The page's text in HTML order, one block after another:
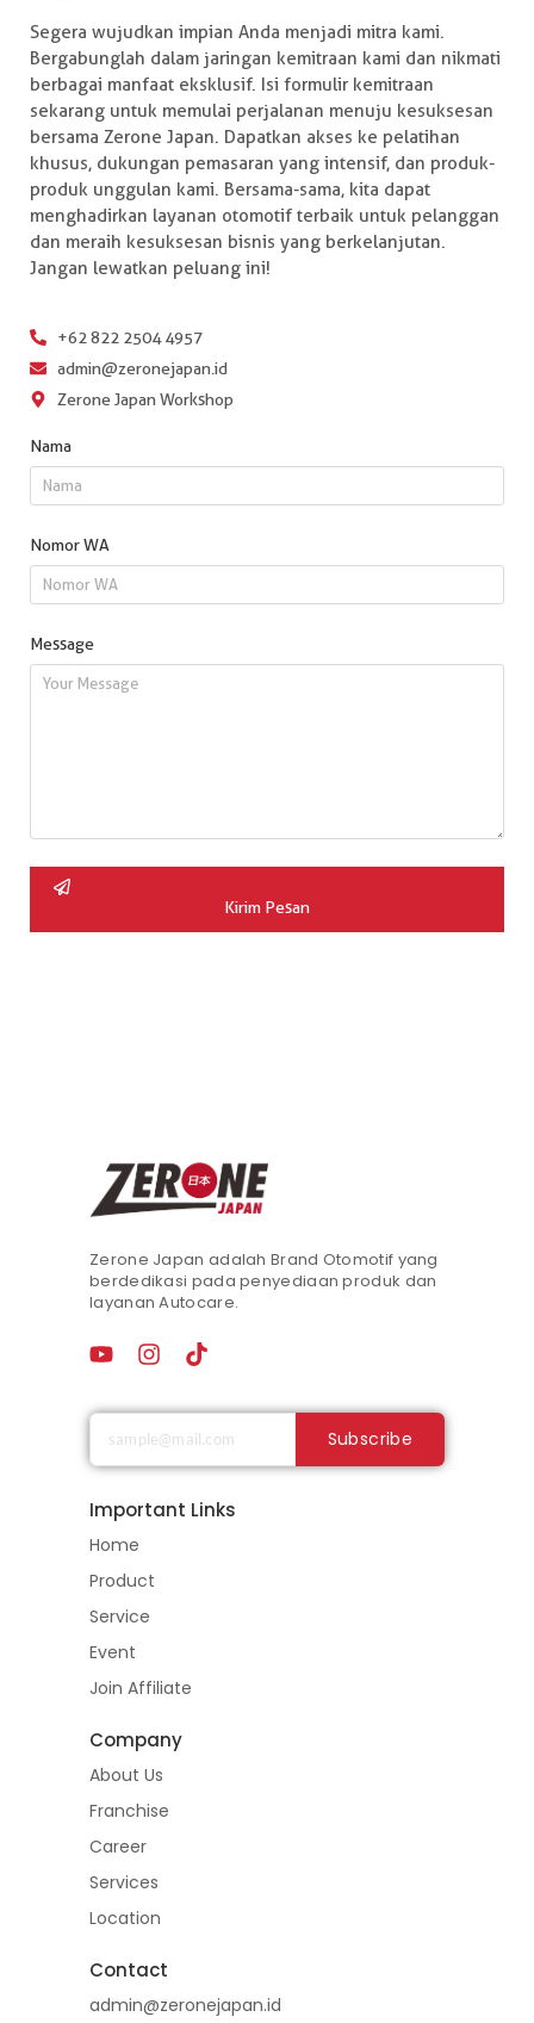
Segera wujudkan impian Anda menjadi mitra kami.
Bergabunglah dalam jaringan kemitraan kami dan nikmati
berbagai manfaat eksklusif. Isi formulir kemitraan
sekarang untuk memulai perjalanan menuju kesuksesan
bersama Zerone Japan. Dapatkan akses ke pelatihan
khusus, dukungan pemasaran yang intensif, dan produk-
produk unggulan kami. Bersama-sama, kita dapat
menghadirkan layanan otomotif terbaik untuk pelanggan
dan meraih kesuksesan bisnis yang berkelanjutan.
Jangan lewatkan peluang ini!
+62 822 2504 4957
admin@zeronejapan.id
Zerone Japan Workshop
Nama
Nomor WA
Message
Kirim Pesan
Zerone Japan adalah Brand Otomotif yang
berdedikasi pada penyediaan produk dan
layanan Autocare.
Subscribe
Important Links
Home
Product
Service
Event
Join Affiliate
Company
About Us
Franchise
Career
Services
Location
Contact
admin@zeronejapan.id